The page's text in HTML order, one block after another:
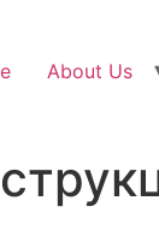
About Us